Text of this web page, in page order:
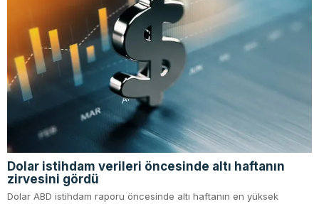
Dolar istihdam verileri öncesinde altı haftanın
zirvesini gördü
Dolar ABD istihdam raporu öncesinde altı haftanın en yüksek